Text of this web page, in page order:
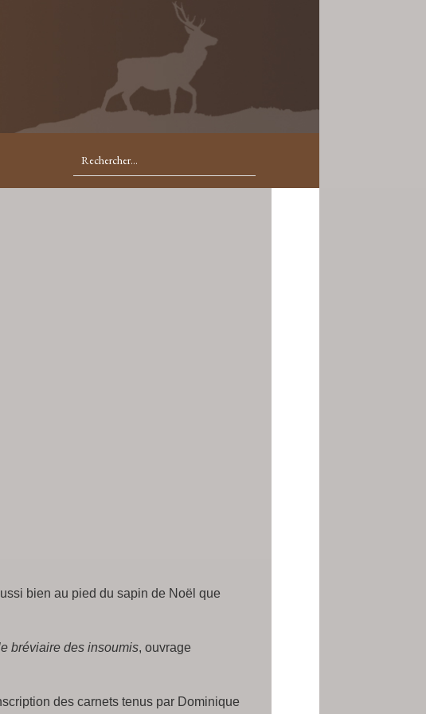
bien au pied du sapin de Noël que
bréviaire des insoumis, ouvrage
des carnets tenus par Dominique